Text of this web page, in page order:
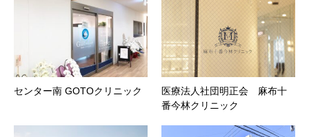
センター南 GOTOクリニック
医療法人社団明正会 麻布十
番今林クリニック